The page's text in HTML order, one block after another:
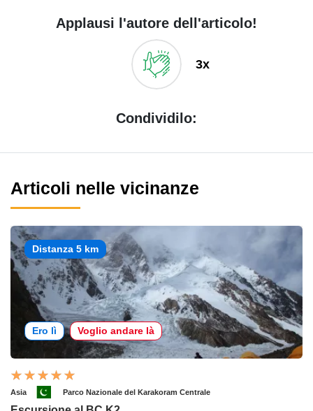
Applausi l'autore dell'articolo!
3x
Condividilo:
Articoli nelle vicinanze
Distanza 5 km
Ero lì Voglio andare là
Asia Parco Nazionale del Karakoram Centrale